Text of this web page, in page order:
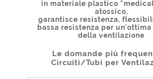
in materiale plastico
atossico,
garantisce resistenza,
bassa resistenza per
della ventilazione
Le domande più
Circuiti/Tubi per